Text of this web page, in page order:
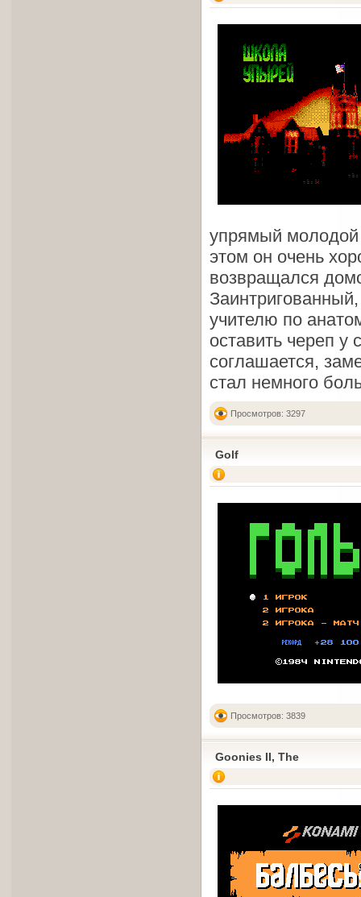
упрямый молодой
этом он очень
возвращался
учителю по
оставить череп у
соглашается,
стал немного
Просмотров: 3297
Golf
Просмотров: 3839
Goonies II, The